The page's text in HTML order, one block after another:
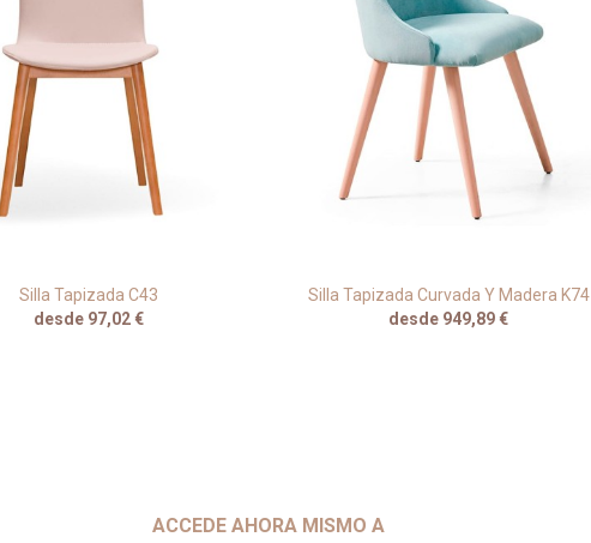
Silla Tapizada C43
desde 97,02 €
Silla Tapizada Curvada Y Madera K74
desde 949,89 €
ACCEDE AHORA MISMO A